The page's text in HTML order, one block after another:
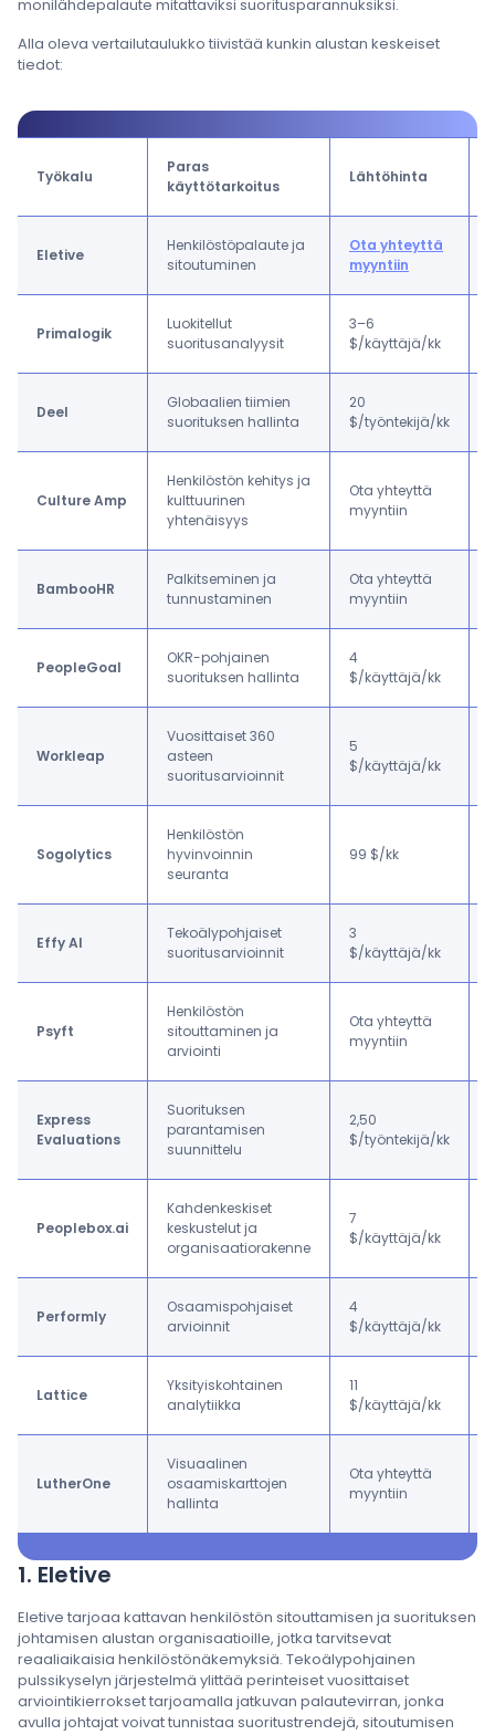
monilähdepalaute mitattaviksi suoritusparannuksiksi.
Alla oleva vertailutaulukko tiivistää kunkin alustan keskeiset
tiedot:
Työkalu
Paras
käyttötarkoitus
Lähtöhinta
Eletive
Henkilöstöpalaute ja
sitoutuminen
Ota yhteyttä
myyntiin
Primalogik
Luokitellut
suoritusanalyysit
3–6
$/käyttäjä/kk
Deel
Globaalien tiimien
suorituksen hallinta
20
$/työntekijä/kk
Culture Amp
Henkilöstön kehitys ja
kulttuurinen
yhtenäisyys
Ota yhteyttä
myyntiin
BambooHR
Palkitseminen ja
tunnustaminen
Ota yhteyttä
myyntiin
PeopleGoal
OKR-pohjainen
suorituksen hallinta
4
$/käyttäjä/kk
Workleap
Vuosittaiset 360
asteen
suoritusarvioinnit
5
$/käyttäjä/kk
Sogolytics
Henkilöstön
hyvinvoinnin
seuranta
99 $/kk
Effy AI
Tekoälypohjaiset
suoritusarvioinnit
3
$/käyttäjä/kk
Psyft
Henkilöstön
sitouttaminen ja
arviointi
Ota yhteyttä
myyntiin
Express
Evaluations
Suorituksen
parantamisen
suunnittelu
2,50
$/työntekijä/kk
Peoplebox.ai
Kahdenkeskiset
keskustelut ja
organisaatiorakenne
7
$/käyttäjä/kk
Performly
Osaamispohjaiset
arvioinnit
4
$/käyttäjä/kk
Lattice
Yksityiskohtainen
analytiikka
11
$/käyttäjä/kk
LutherOne
Visuaalinen
osaamiskarttojen
hallinta
Ota yhteyttä
myyntiin
1. Eletive
Eletive tarjoaa kattavan henkilöstön sitouttamisen ja suorituksen
johtamisen alustan organisaatioille, jotka tarvitsevat
reaaliaikaisia henkilöstönäkemyksiä. Tekoälypohjainen
pulssikyselyn järjestelmä ylittää perinteiset vuosittaiset
arviointikierrokset tarjoamalla jatkuvan palautevirran, jonka
avulla johtajat voivat tunnistaa suoritustrendejä, sitoutumisen